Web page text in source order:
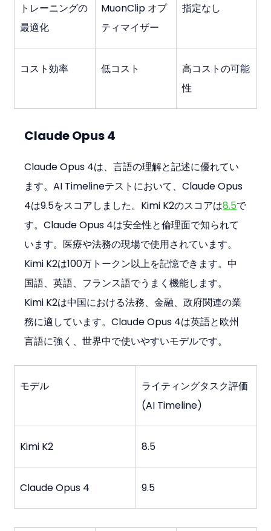
トレーニングの
最適化
MuonClip オプ
ティマイザー
指定なし
コスト効率 低コスト
高コストの可能
性
Claude Opus 4
Claude Opus 4は、言語の理解と記述に優れてい
ます。AI Timelineテストにおいて、Claude Opus
4は9.5をスコアしました。Kimi K2のスコアは8.5で
す。Claude Opus 4は安全性と倫理面で知られて
います。医療や法務の現場で使用されています。
Kimi K2は100万トークン以上を記憶できます。中
国語、英語、フランス語でうまく機能します。
Kimi K2は中国における法務、金融、政府関連の業
務に適しています。Claude Opus 4は英語と欧州
言語に強く、世界中で使いやすいモデルです。
モデル
ライティングタスク評価
(AI Timeline)
Kimi K2 8.5
Claude Opus 4 9.5